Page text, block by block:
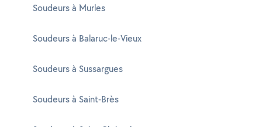
Soudeurs à Murles
Soudeurs à Balaruc-le-Vieux
Soudeurs à Sussargues
Soudeurs à Saint-Brès